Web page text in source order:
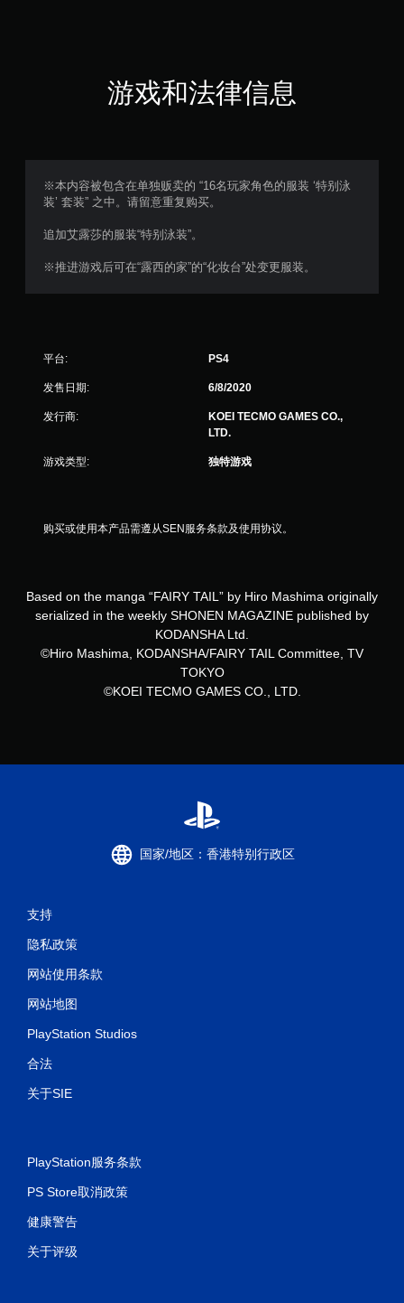
，
游戏和法律信息
※本内容被包含在单独贩卖的 “16名玩家角色的服装 ‘特别泳
装’ 套装” 之中。请留意重复购买。
追加艾露莎的服装“特别泳装”。
※推进游戏后可在“露西的家”的“化妆台”处变更服装。
平台: PS4
发售日期: 6/8/2020
发行商:
KOEI TECMO GAMES CO.,
LTD.
游戏类型: 独特游戏
购买或使用本产品需遵从SEN服务条款及使用协议。
Based on the manga “FAIRY TAIL” by Hiro Mashima originally
serialized in the weekly SHONEN MAGAZINE published by
KODANSHA Ltd.
©Hiro Mashima, KODANSHA/FAIRY TAIL Committee, TV
TOKYO
©KOEI TECMO GAMES CO., LTD.
国家/地区：香港特别行政区
支持
隐私政策
网站使用条款
网站地图
PlayStation Studios
合法
关于SIE
PlayStation服务条款
PS Store取消政策
健康警告
关于评级